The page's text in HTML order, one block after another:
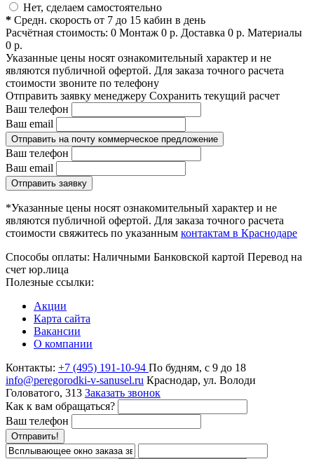
Нет, сделаем самостоятельно
* Средн. скорость от 7 до 15 кабин в день
Расчётная стоимость: 0 Монтаж 0 р. Доставка 0 р. Материалы
0 р.
Указанные цены носят ознакомительный характер и не
являются публичной офертой. Для заказа точного расчета
стоимости звоните по телефону
Отправить заявку менеджеру Сохранить текущий расчет
Ваш телефон
Ваш email
Отправить на почту коммерческое предложение
Ваш телефон
Ваш email
Отправить заявку
*Указанные цены носят ознакомительный характер и не
являются публичной офертой. Для заказа точного расчета
стоимости свяжитесь по указанным контактам в Краснодаре
Способы оплаты: Наличными Банковской картой Перевод на
счет юр.лица
Полезные ссылки:
Акции
Карта сайта
Вакансии
О компании
Контакты: +7 (495) 191-10-94 По будням, с 9 до 18
info@peregorodki-v-sanusel.ru Краснодар, ул. Володи
Головатого, 313 Заказать звонок
Как к вам обращаться?
Ваш телефон
Отправить!